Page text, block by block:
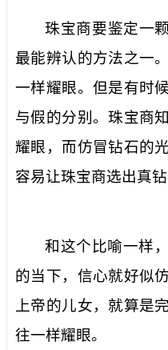
珠宝商要鉴定一
最能辨认 的方法之一
一样耀眼。但是有时
与假的分别。珠宝商
耀眼， 而仿冒钻石的
容易让珠宝商选出真钻
和这个比喻一样
的当下，信心就好似
上帝的儿女， 就算是
往一样耀眼。